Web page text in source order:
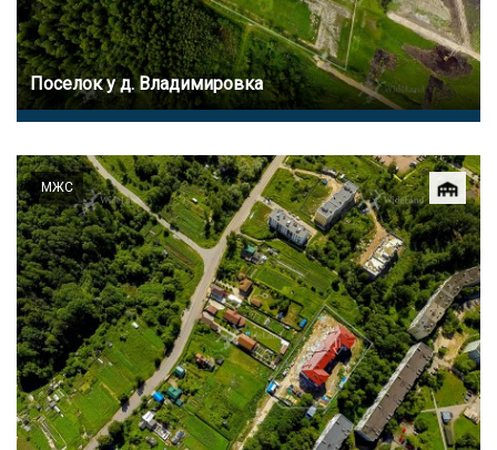
Поселок у д. Владимировка
МЖС